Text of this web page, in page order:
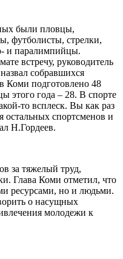
были пловцы,
футболисты, стрелки,
и паралимпийцы.
встречу, руководитель
назвал собравшихся
Коми подготовлено 48
этого года – 28. В спорте
то всплеск. Вы как раз
остальных спортсменов и
Н.Гордеев.
за тяжелый труд,
Глава Коми отметил, что
ресурсами, но и людьми.
о насущных
молодежи к